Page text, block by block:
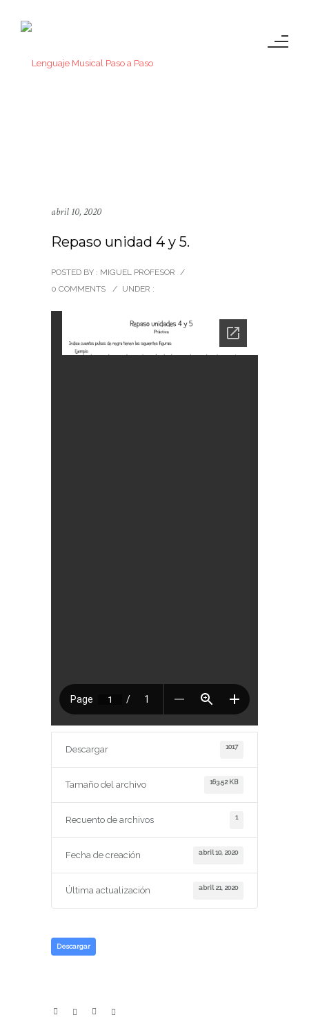
abril 10, 2020
Repaso unidad 4 y 5.
POSTED BY : MIGUEL PROFESOR /
0 COMMENTS
/ UNDER :
Descargar 1017
Tamaño del archivo 163.52 KB
Recuento de archivos 1
Fecha de creación abril 10, 2020
Última actualización abril 21, 2020
Descargar